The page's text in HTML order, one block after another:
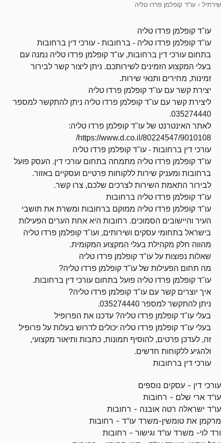
שירתיל › עו"ד קופלמן פרדו טליה
עו"ד קופלמן פרדו טליה
עו"ד קופלמן פרדו טליה - ברחובות - עורכי דין ברחובות
בתחום עורכי דין ברחובות, עו"ד קופלמן פרדו טליה נמנה עם
בעלי המקצוע הזמינים לשירותכם. ניתן ליצור קשר לבירור
זמינות, מחירים ותנאי שירות.
יצירת קשר עם עו"ד קופלמן פרדו טליה
ליצירת קשר עם עו"ד קופלמן פרדו טליה ניתן להתקשר למספר
035274440.
לאתר האינטרנט של עו"ד קופלמן פרדו טליה:
https://www.d.co.il/80224547/9010108/
עורכי דין ברחובות - עו"ד קופלמן פרדו טליה
עו"ד קופלמן פרדו טליה מתמחה בתחום עורכי דין. העסק פועל
ברחובות ומעניק שירות ללקוחות פרטיים ועסקיים באזור.
לבירור התאמת השירות לצרכים שלכם, צרו קשר.
עו"ד קופלמן פרדו טליה ברחובות
עו"ד קופלמן פרדו טליה ממוקם ברחובות ומשרת את תושבי
העיר והיישובים הסמוכים. רחובות היא אחת הערים הפעילות
בישראל בתחומי עסקים ושירותים, ועו"ד קופלמן פרדו טליה
מהווה חלק מקהילת בעלי המקצוע המקומית.
שאלות נפוצות על עו"ד קופלמן פרדו טליה
מה תחום הפעילות של עו"ד קופלמן פרדו טליה?
עו"ד קופלמן פרדו טליה פועל בתחום עורכי דין ברחובות.
איך יוצרים קשר עם עו"ד קופלמן פרדו טליה?
ניתן להתקשר למספר 035274440.
בעלי עו"ד קופלמן פרדו טליה? עדכנו את הפרופיל
בעלי עו"ד קופלמן פרדו טליה יכולים לדרוש בעלות על פרופיל
זה, לעדכן פרטים, להוסיף תמונות, כתבות ותיאור מקצועי,
ולהגיע ללקוחות חדשים.
עורכי דין ברחובות
עורכי דין - עסקים נוספים
עו"ד ארי שלם - רחובות
עו"ד ישראלה רטה אובנה - רחובות
מרקמן את טומשין-משרד עו"ד - רחובות
ורד לוי- משרד עו"ד וגישור - רחובות